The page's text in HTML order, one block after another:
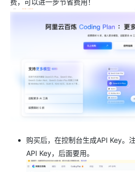
费，可以进一步节省费用！
购买后，在控制台生成API Key。
API Key，后面要用。